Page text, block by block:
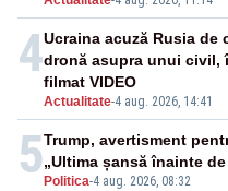
4
Actualitate-4 aug. 2026, 14:41
Ucraina acuză Rusia de
dronă asupra unui civil,
filmat VIDEO
5 Politica-4 aug. 2026, 08:32
Trump, avertisment
„Ultima șansă înainte